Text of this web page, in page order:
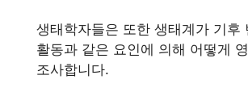
생태학자들은 또한 생태계가 기후
활동과 같은 요인에 의해 어떻게
조사합니다.